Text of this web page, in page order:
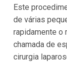
Este
de várias
rapidamente o
chamada de
cirurgia